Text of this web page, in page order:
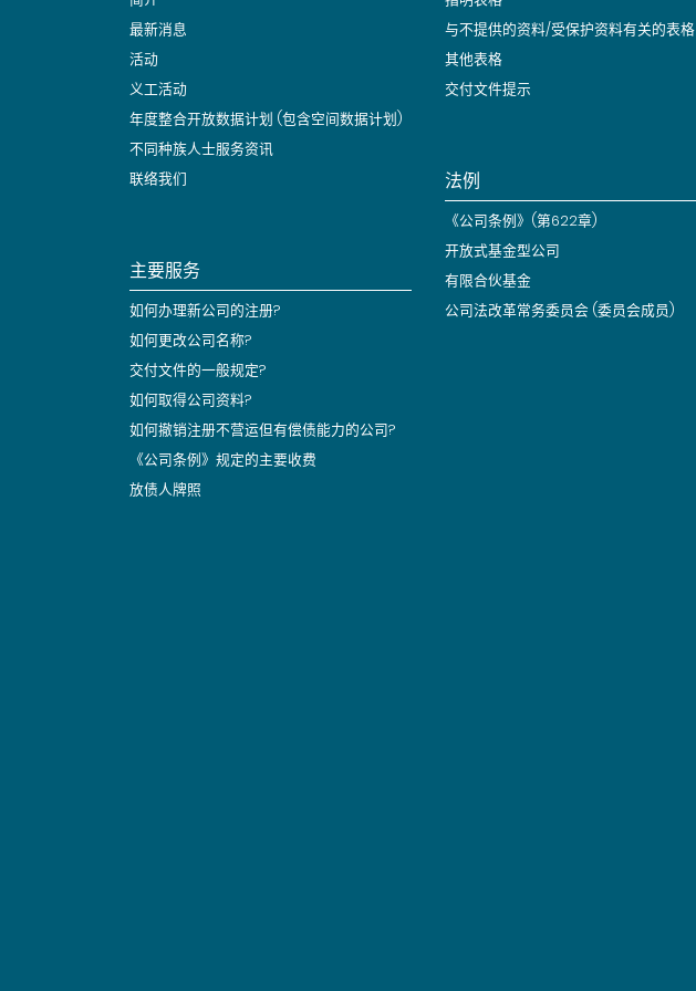
最新消息
活动
义工活动
年度整合开放数据计划 (包含空间数据计划)
不同种族人士服务资讯
联络我们
主要服务
如何办理新公司的注册?
如何更改公司名称?
交付文件的一般规定?
如何取得公司资料?
如何撤销注册不营运但有偿债能力的公司?
《公司条例》规定的主要收费
放债人牌照
与不提供的资料/受保护资料有关的表格
其他表格
交付文件提示
法例
《公司条例》(第622章)
开放式基金型公司
有限合伙基金
公司法改革常务委员会 (委员会成员)